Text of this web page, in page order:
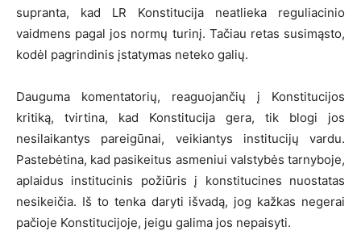
supranta, kad LR Konstitucija neatlieka reguliacinio
vaidmens pagal jos normų turinį. Tačiau retas susimąsto,
kodėl pagrindinis įstatymas neteko galių.
Dauguma komentatorių, reaguojančių į Konstitucijos
kritiką, tvirtina, kad Konstitucija gera, tik blogi jos
nesilaikantys pareigūnai, veikiantys institucijų vardu.
Pastebėtina, kad pasikeitus asmeniui valstybės tarnyboje,
aplaidus institucinis požiūris į konstitucines nuostatas
nesikeičia. Iš to tenka daryti išvadą, jog kažkas negerai
pačioje Konstitucijoje, jeigu galima jos nepaisyti.